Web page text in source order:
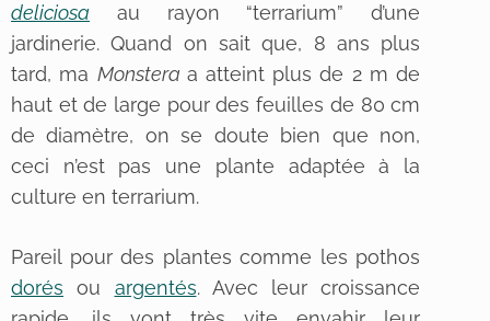
deliciosa au rayon “terrarium” d’une
jardinerie. Quand on sait que, 8 ans plus
tard, ma Monstera a atteint plus de 2 m de
haut et de large pour des feuilles de 80 cm
de diamètre, on se doute bien que non,
ceci n’est pas une plante adaptée à la
culture en terrarium.
Pareil pour des plantes comme les pothos
dorés ou argentés. Avec leur croissance